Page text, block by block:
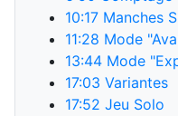
10:17 Manches
11:28 Mode
13:44 Mode
17:03 Variantes
17:52 Jeu Solo